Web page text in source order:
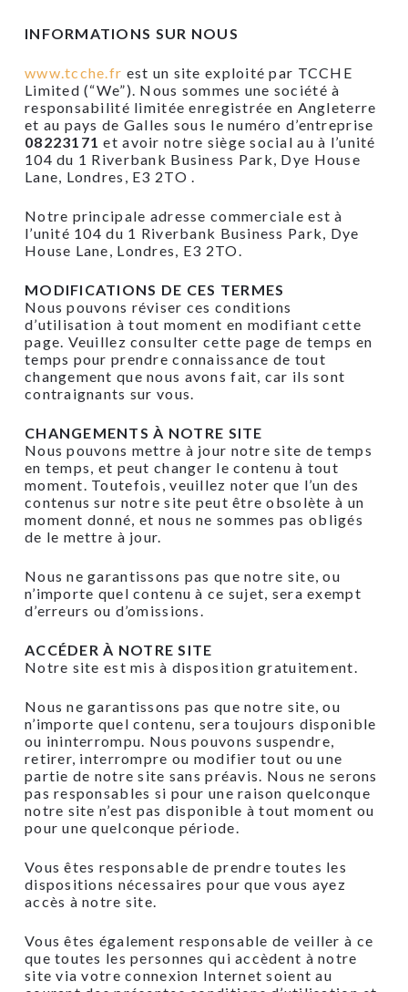
INFORMATIONS SUR NOUS
www.tcche.fr est un site exploité par TCCHE
Limited (“We”). Nous sommes une société à
responsabilité limitée enregistrée en Angleterre
et au pays de Galles sous le numéro d’entreprise
08223171 et avoir notre siège social au à l’unité
104 du 1 Riverbank Business Park, Dye House
Lane, Londres, E3 2TO .
Notre principale adresse commerciale est à
l’unité 104 du 1 Riverbank Business Park, Dye
House Lane, Londres, E3 2TO.
MODIFICATIONS DE CES TERMES
Nous pouvons réviser ces conditions
d’utilisation à tout moment en modifiant cette
page. Veuillez consulter cette page de temps en
temps pour prendre connaissance de tout
changement que nous avons fait, car ils sont
contraignants sur vous.
CHANGEMENTS À NOTRE SITE
Nous pouvons mettre à jour notre site de temps
en temps, et peut changer le contenu à tout
moment. Toutefois, veuillez noter que l’un des
contenus sur notre site peut être obsolète à un
moment donné, et nous ne sommes pas obligés
de le mettre à jour.
Nous ne garantissons pas que notre site, ou
n’importe quel contenu à ce sujet, sera exempt
d’erreurs ou d’omissions.
ACCÉDER À NOTRE SITE
Notre site est mis à disposition gratuitement.
Nous ne garantissons pas que notre site, ou
n’importe quel contenu, sera toujours disponible
ou ininterrompu. Nous pouvons suspendre,
retirer, interrompre ou modifier tout ou une
partie de notre site sans préavis. Nous ne serons
pas responsables si pour une raison quelconque
notre site n’est pas disponible à tout moment ou
pour une quelconque période.
Vous êtes responsable de prendre toutes les
dispositions nécessaires pour que vous ayez
accès à notre site.
Vous êtes également responsable de veiller à ce
que toutes les personnes qui accèdent à notre
site via votre connexion Internet soient au